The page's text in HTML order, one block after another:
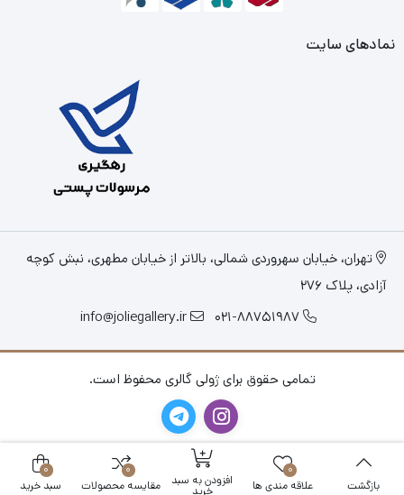
نمادهای سایت
تهران، خیابان سهروردی شمالی، بالاتر از خیابان مطهری، نبش کوچه
آزادی، پلاک 276
021-88751987
info@joliegallery.ir
تمامی حقوق برای ژولی گالری محفوظ است.
بازگشت
0
علاقه مندی ها افزودن به سبد
خرید
0
مقایسه محصولات
0
سبد خرید